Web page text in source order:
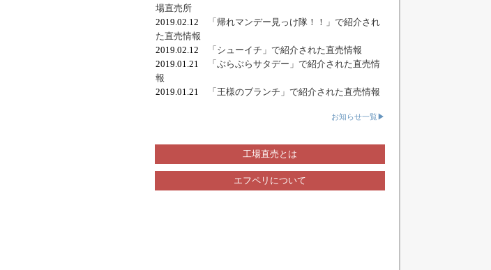
場直売所
2019.02.12
「帰れマンデー見っけ隊！！」で紹介され
た直売情報
2019.02.12
「シューイチ」で紹介された直売情報
2019.01.21
「ぶらぶらサタデー」で紹介された直売情
報
2019.01.21
「王様のブランチ」で紹介された直売情報
お知らせ一覧▶
工場直売とは
エフペリについて